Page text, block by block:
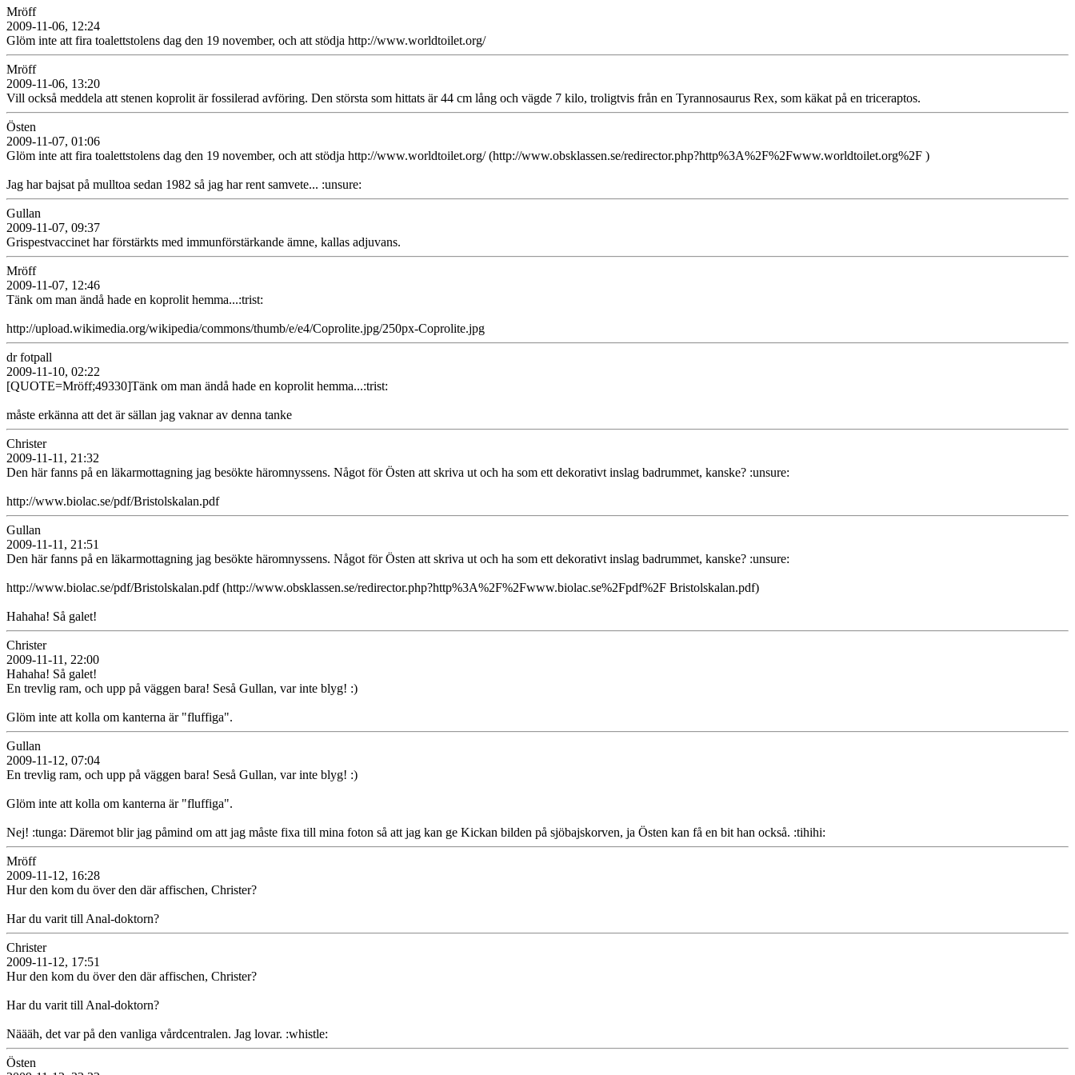
Mröff
2009-11-06, 12:24
Glöm inte att fira toalettstolens dag den 19 november, och att stödja http://www.worldtoilet.org/
Mröff
2009-11-06, 13:20
Vill också meddela att stenen koprolit är fossilerad avföring. Den största som hittats är 44 cm lång och vägde 7 kilo, troligtvis från en Tyrannosaurus Rex, som käkat på en triceraptos.
Östen
2009-11-07, 01:06
Glöm inte att fira toalettstolens dag den 19 november, och att stödja http://www.worldtoilet.org/ (http://www.obsklassen.se/redirector.php?http%3A%2F%2Fwww.worldtoilet.org%2F )
Jag har bajsat på mulltoa sedan 1982 så jag har rent samvete... :unsure:
Gullan
2009-11-07, 09:37
Grispestvaccinet har förstärkts med immunförstärkande ämne, kallas adjuvans.
Mröff
2009-11-07, 12:46
Tänk om man ändå hade en koprolit hemma...:trist:
http://upload.wikimedia.org/wikipedia/commons/thumb/e/e4/Coprolite.jpg/250px-Coprolite.jpg
dr fotpall
2009-11-10, 02:22
[QUOTE=Mröff;49330]Tänk om man ändå hade en koprolit hemma...:trist:
måste erkänna att det är sällan jag vaknar av denna tanke
Christer
2009-11-11, 21:32
Den här fanns på en läkarmottagning jag besökte häromnyssens. Något för Östen att skriva ut och ha som ett dekorativt inslag badrummet, kanske? :unsure:
http://www.biolac.se/pdf/Bristolskalan.pdf
Gullan
2009-11-11, 21:51
Den här fanns på en läkarmottagning jag besökte häromnyssens. Något för Östen att skriva ut och ha som ett dekorativt inslag badrummet, kanske? :unsure:
http://www.biolac.se/pdf/Bristolskalan.pdf (http://www.obsklassen.se/redirector.php?http%3A%2F%2Fwww.biolac.se%2Fpdf%2F Bristolskalan.pdf)
Hahaha! Så galet!
Christer
2009-11-11, 22:00
Hahaha! Så galet!
En trevlig ram, och upp på väggen bara! Seså Gullan, var inte blyg! :)
Glöm inte att kolla om kanterna är "fluffiga".
Gullan
2009-11-12, 07:04
En trevlig ram, och upp på väggen bara! Seså Gullan, var inte blyg! :)
Glöm inte att kolla om kanterna är "fluffiga".
Nej! :tunga: Däremot blir jag påmind om att jag måste fixa till mina foton så att jag kan ge Kickan bilden på sjöbajskorven, ja Östen kan få en bit han också. :tihihi:
Mröff
2009-11-12, 16:28
Hur den kom du över den där affischen, Christer?
Har du varit till Anal-doktorn?
Christer
2009-11-12, 17:51
Hur den kom du över den där affischen, Christer?
Har du varit till Anal-doktorn?
Näääh, det var på den vanliga vårdcentralen. Jag lovar. :whistle:
Östen